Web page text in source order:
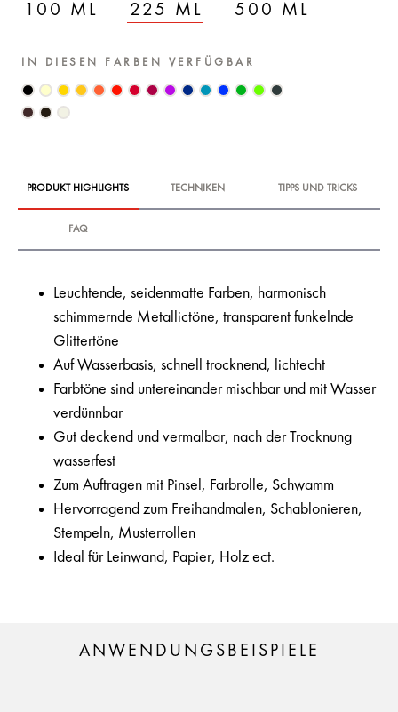
100 ML 225 ML 500 ML
IN DIESEN FARBEN VERFÜGBAR
PRODUKT HIGHLIGHTS TECHNIKEN TIPPS UND TRICKS
FAQ
Leuchtende, seidenmatte Farben, harmonisch
schimmernde Metallictöne, transparent funkelnde
Glittertöne
Auf Wasserbasis, schnell trocknend, lichtecht
Farbtöne sind untereinander mischbar und mit Wasser
verdünnbar
Gut deckend und vermalbar, nach der Trocknung
wasserfest
Zum Auftragen mit Pinsel, Farbrolle, Schwamm
Hervorragend zum Freihandmalen, Schablonieren,
Stempeln, Musterrollen
Ideal für Leinwand, Papier, Holz ect.
ANWENDUNGSBEISPIELE